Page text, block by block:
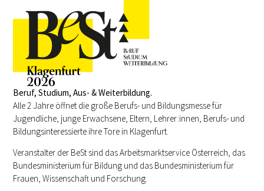
Beruf, Studium, Aus- & Weiterbildung.
Alle 2 Jahre öffnet die große Berufs- und Bildungsmesse für
Jugendliche, junge Erwachsene, Eltern, Lehrer:innen, Berufs- und
Bildungsinteressierte ihre Tore in Klagenfurt.
Veranstalter der BeSt sind das Arbeitsmarktservice Österreich, das
Bundesministerium für Bildung und das Bundesministerium für
Frauen, Wissenschaft und Forschung.